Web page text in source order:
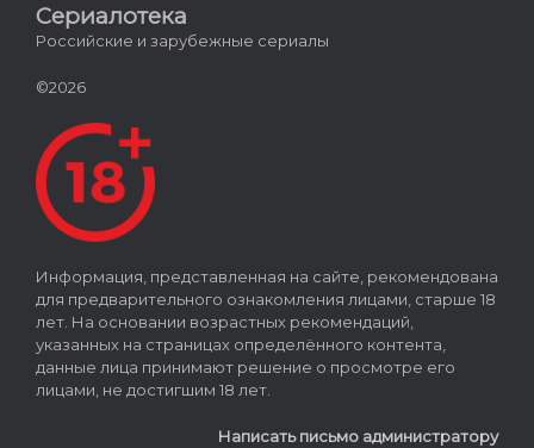
Сериалотека
Российские и зарубежные сериалы
©2026
Информация, представленная на сайте, рекомендована
для предварительного ознакомления лицами, старше 18
лет. На основании возрастных рекомендаций,
указанных на страницах определённого контента,
данные лица принимают решение о просмотре его
лицами, не достигшим 18 лет.
Написать письмо администратору